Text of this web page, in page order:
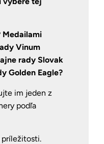
Medailami
Vinum
rady Slovak
Golden Eagle?
im jeden z
podľa
príležitosti.